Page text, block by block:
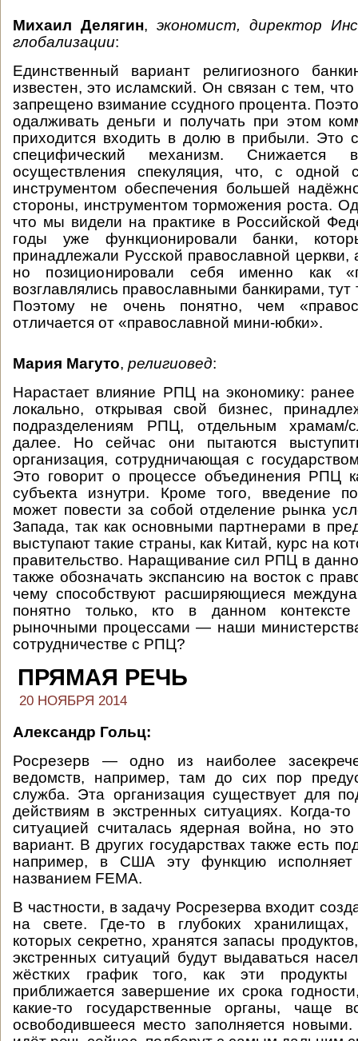
Михаил Делягин, экономист, директор
глобализации:
Единственный вариант религиозного
известен, это исламский. Он связан с тем, что
запрещено взимание ссудного процента.
одалживать деньги и получать при этом
приходится входить в долю в прибыли. Это
специфический механизм. Снижается
осуществления спекуляция, что, с одной
инструментом обеспечения большей
стороны, инструментом торможения роста.
что мы видели на практике в Российской
годы уже функционировали банки,
принадлежали Русской православной церкви,
но позиционировали себя именно как
возглавлялись православными банкирами, тут
Поэтому не очень понятно, чем
отличается от «православной мини-юбки».
Мария Магуто, религиовед:
Нарастает влияние РПЦ на экономику:
локально, открывая свой бизнес,
подразделениям РПЦ, отдельным храмам/
далее. Но сейчас они пытаются
организация, сотрудничающая с
Это говорит о процессе объединения РПЦ
субъекта изнутри. Кроме того, введение
может повести за собой отделение рынка
Запада, так как основными партнерами в
выступают такие страны, как Китай, курс на
правительство. Наращивание сил РПЦ в
также обозначать экспансию на восток с
чему способствуют расширяющиеся
понятно только, кто в данном контексте
рыночными процессами — наши
сотрудничестве с РПЦ?
ПРЯМАЯ РЕЧЬ
20 НОЯБРЯ 2014
Александр Гольц:
Росрезерв — одно из наиболее
ведомств, например, там до сих пор
служба. Эта организация существует для
действиям в экстренных ситуациях. Когда-
ситуацией считалась ядерная война, но
вариант. В других государствах также есть
например, в США эту функцию исполняет
названием FEMA.
В частности, в задачу Росрезерва входит
на свете. Где-то в глубоких хранилищах,
которых секретно, хранятся запасы
экстренных ситуаций будут выдаваться
жёстких график того, как эти продукты
приближается завершение их срока
какие-то государственные органы, чаще
освободившееся место заполняется новыми.